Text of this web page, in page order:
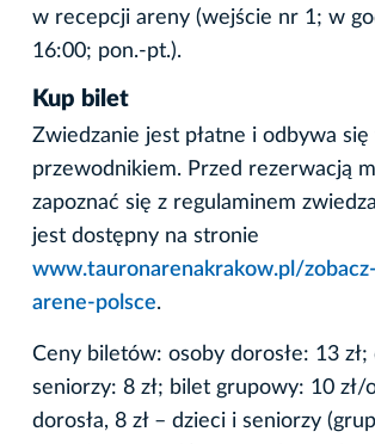
w recepcji areny (wejście nr 1; w
16:00; pon.-pt.).
Kup bilet
Zwiedzanie jest płatne i odbywa
przewodnikiem. Przed rezerwacją
zapoznać się z regulaminem
jest dostępny na stronie
www.tauronarenakrakow.pl/
arene-polsce.
Ceny biletów: osoby dorosłe: 13 zł;
seniorzy: 8 zł; bilet grupowy: 10 zł/
dorosła, 8 zł – dzieci i seniorzy